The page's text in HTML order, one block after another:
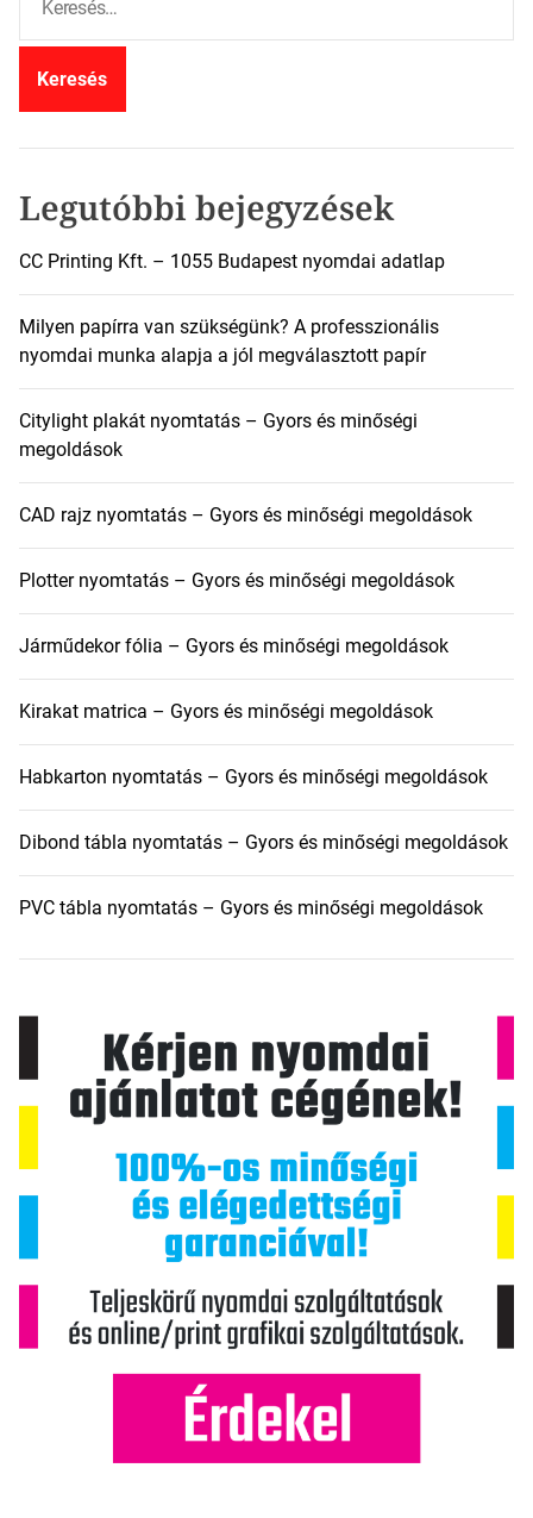
r
Legutóbbi bejegyzések
CC Printing Kft. – 1055 Budapest nyomdai adatlap
Milyen papírra van szükségünk? A professzionális
nyomdai munka alapja a jól megválasztott papír
Citylight plakát nyomtatás – Gyors és minőségi
megoldások
CAD rajz nyomtatás – Gyors és minőségi megoldások
Plotter nyomtatás – Gyors és minőségi megoldások
Járműdekor fólia – Gyors és minőségi megoldások
Kirakat matrica – Gyors és minőségi megoldások
Habkarton nyomtatás – Gyors és minőségi megoldások
Dibond tábla nyomtatás – Gyors és minőségi megoldások
PVC tábla nyomtatás – Gyors és minőségi megoldások